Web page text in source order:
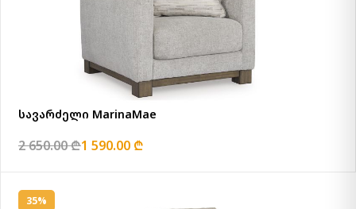
სავარძელი MarinaMae
2 650.00 ₾1 590.00 ₾
35%